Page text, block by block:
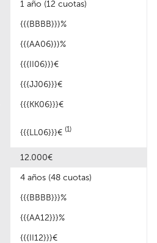
1 año (12 cuotas)
{{{BBBB}}}%
{{{AA06}}}%
{{{II06}}}€
{{{JJ06}}}€
{{{KK06}}}€
{{{LL06}}}€ (1)
12.000€
4 años (48 cuotas)
{{{BBBB}}}%
{{{AA12}}}%
{{{II12}}}€